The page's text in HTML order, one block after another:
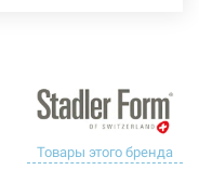
Товары этого бренда